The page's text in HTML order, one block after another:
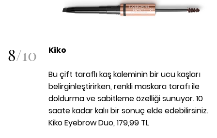
8/10 Kiko
Bu çift taraflı kaş kaleminin bir ucu kaşları
belirginleştirirken, renkli maskara tarafı ile
doldurma ve sabitleme özelliği sunuyor. 10
saate kadar kalıı bir sonuç elde edebilirsiniz.
Kiko Eyebrow Duo, 179,99 TL